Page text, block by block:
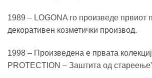
1989 – LOGONA го произведе првиот
декоративен козметички производ.
1998 – Произведена е првата
PROTECTION – Заштита од